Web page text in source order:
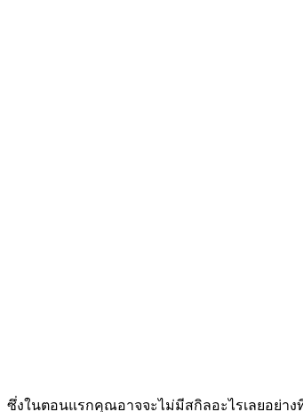
ซึ่งในตอนแรกคุณอาจจะไม่มีสกิลอะไรเลยอย่าง